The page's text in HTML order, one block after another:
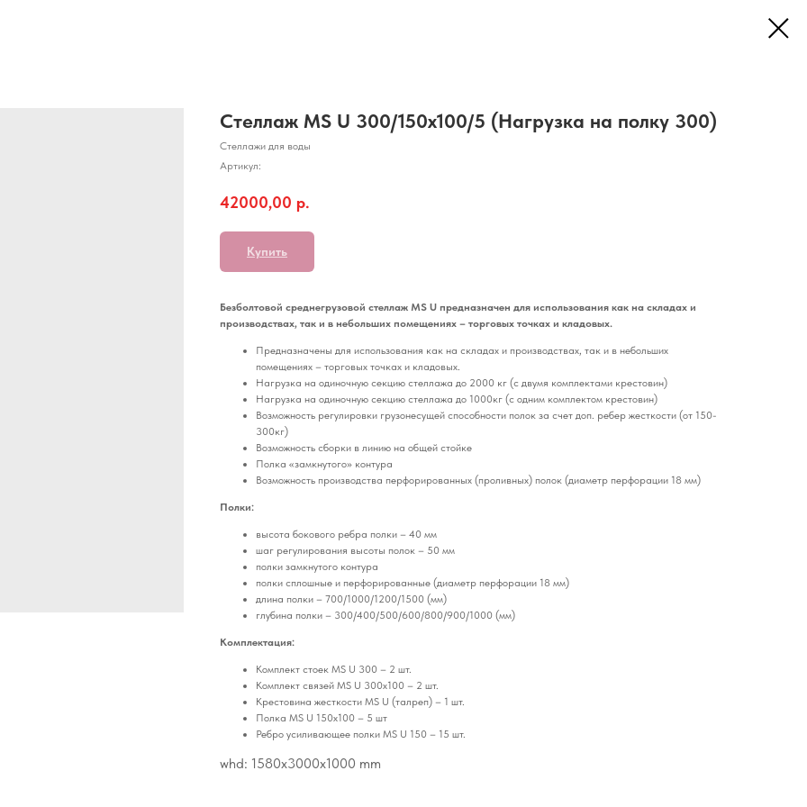
Стеллаж MS U 300/150x100/5 (Нагрузка на полку 300)
Стеллажи для воды
Артикул:
42000,00 р.
Купить
Безболтовой среднегрузовой стеллаж MS U предназначен для использования как на складах и
производствах, так и в небольших помещениях – торговых точках и кладовых.
Предназначены для использования как на складах и производствах, так и в небольших
помещениях – торговых точках и кладовых.
Нагрузка на одиночную секцию стеллажа до 2000 кг (с двумя комплектами крестовин)
Нагрузка на одиночную секцию стеллажа до 1000кг (с одним комплектом крестовин)
Возможность регулировки грузонесущей способности полок за счет доп. ребер жесткости (от 150-
300кг)
Возможность сборки в линию на общей стойке
Полка «замкнутого» контура
Возможность производства перфорированных (проливных) полок (диаметр перфорации 18 мм)
Полки:
высота бокового ребра полки – 40 мм
шаг регулирования высоты полок – 50 мм
полки замкнутого контура
полки сплошные и перфорированные (диаметр перфорации 18 мм)
длина полки – 700/1000/1200/1500 (мм)
глубина полки – 300/400/500/600/800/900/1000 (мм)
Комплектация:
Комплект стоек MS U 300 – 2 шт.
Комплект связей MS U 300x100 – 2 шт.
Крестовина жесткости MS U (талреп) – 1 шт.
Полка MS U 150х100 – 5 шт
Ребро усиливающее полки MS U 150 – 15 шт.
whd: 1580x3000x1000 mm